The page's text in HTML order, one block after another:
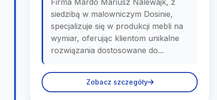
Firma Mardo Mariusz Nalewajk, z
siedzibą w malowniczym Dosinie,
specjalizuje się w produkcji mebli na
wymiar, oferując klientom unikalne
rozwiązania dostosowane do...
Zobacz szczegóły